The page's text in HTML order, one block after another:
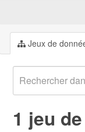
Jeux de
1 jeu